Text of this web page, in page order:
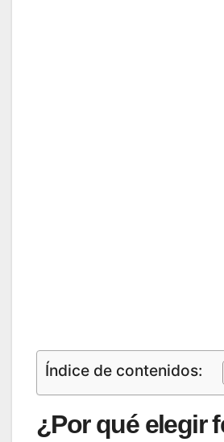
Índice de contenidos:
¿Por qué elegir